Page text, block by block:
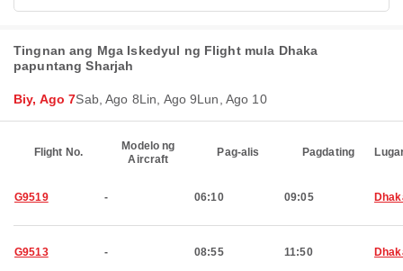
Tingnan ang Mga Iskedyul ng Flight mula Dhaka
papuntang Sharjah
Biy, Ago 7Sab, Ago 8Lin, Ago 9Lun, Ago 10
Flight No.
Modelo ng
Aircraft
Pag-alis Pagdating
G9519 - 06:10 09:05
G9513 - 08:55 11:50